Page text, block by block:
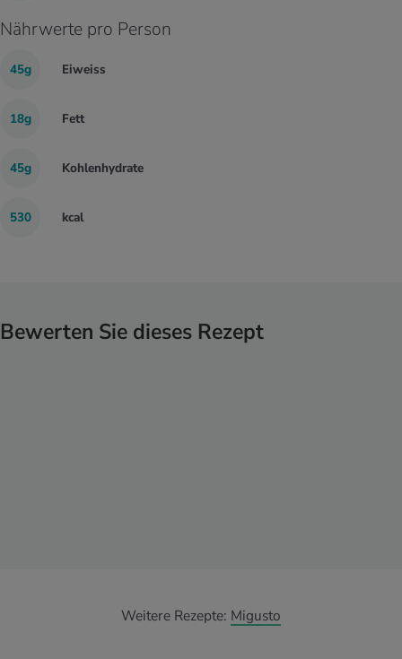
Nährwerte pro Person
45g Eiweiss
18g Fett
45g Kohlenhydrate
530 kcal
Bewerten Sie dieses Rezept
Weitere Rezepte: Migusto